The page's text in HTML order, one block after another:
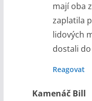
mají oba
zaplatila
lidových
dostali
Reagovat
Kamenáč Bill